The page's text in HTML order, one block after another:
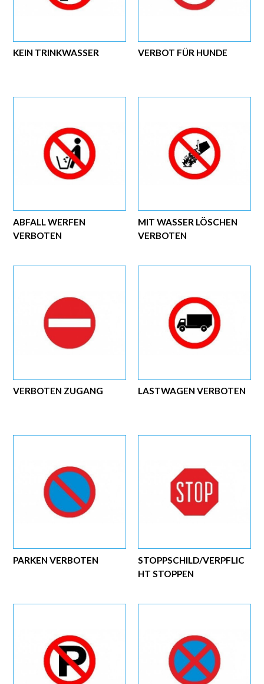
VERBOT FÜR HUNDE
KEIN TRINKWASSER
MIT WASSER LÖSCHEN
VERBOTEN
ABFALL WERFEN
VERBOTEN
LASTWAGEN VERBOTEN
VERBOTEN ZUGANG
STOPPSCHILD/VERPFLIC
HT STOPPEN
PARKEN VERBOTEN